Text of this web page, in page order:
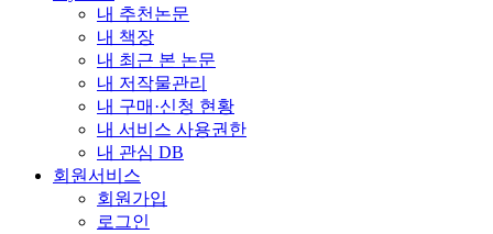
내 추천논문
내 책장
내 최근 본 논문
내 저작물관리
내 구매·신청 현황
내 서비스 사용권한
내 관심 DB
회원서비스
회원가입
로그인